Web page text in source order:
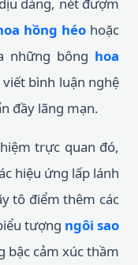
hồng héohoặc
những bông hoa
bình luận nghệ
đầy lãng mạn.
trực quan đó,
hiệu ứng lấp lánh
tô điểm thêm các
tượng ngôi sao
bậc cảm xúc thầm